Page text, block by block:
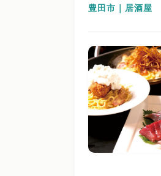
豊田市｜居酒屋